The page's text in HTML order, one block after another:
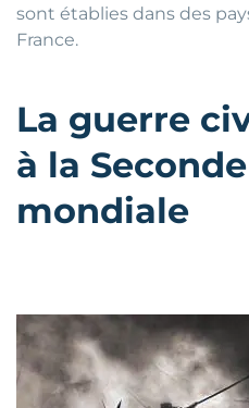
sont établies dans des
France.
La guerre
à la
mondiale